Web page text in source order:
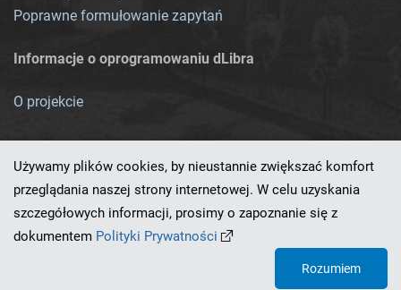
Poprawne formułowanie zapytań
Informacje o oprogramowaniu dLibra
O projekcie
Ten serwis działa dzięki oprogramowaniu
Używamy plików cookies, by nieustannie zwiększać komfort
przeglądania naszej strony internetowej. W celu uzyskania
szczegółowych informacji, prosimy o zapoznanie się z
dokumentem Polityki Prywatności
Rozumiem